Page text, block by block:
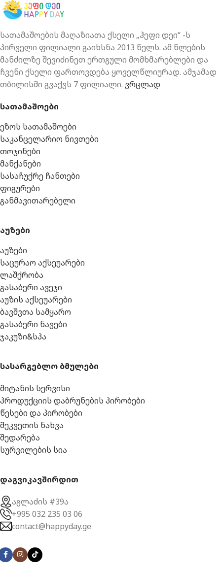
სათამაშოების მაღაზიათა ქსელი „ჰეფი დეი“ -ს
პირველი ფილიალი გაიხსნა 2013 წელს. ამ წლების
მანძილზე შევიძინეთ ერთგული მომხმარებლები და
ჩვენი ქსელი ფართოვდება ყოველწლიურად. ამჯამად
თბილისში გვაქვს 7 ფილიალი. ვრცლად
სათამაშოები
ეზოს სათამაშოები
საკანცელარიო ნივთები
თოჯინები
მანქანები
სასაჩუქრე ჩანთები
ფიგურები
განმავითარებელი
აუზები
აუზები
საცურაო აქსეუარები
ლაშქრობა
გასაბერი ავეჯი
აუზის აქსეუარები
ბავშვთა სამყარო
გასაბერი ნავები
ჯაკუზი&სპა
სასარგებლო ბმულები
მიტანის სერვისი
პროდუქციის დაბრუნების პირობები
წესები და პირობები
შეკვეთის ნახვა
შედარება
სურვილების სია
დაგვიკავშირდით
აგლაძის #39ა
+995 032 235 03 06
contact@happyday.ge